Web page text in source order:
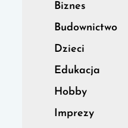
Biznes
Budownictwo
Dzieci
Edukacja
Hobby
Imprezy